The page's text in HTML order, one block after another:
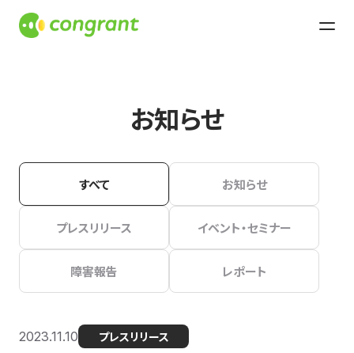
お知らせ
すべて お知らせ
プレスリリース イベント・セミナー
障害報告 レポート
2023.11.10 プレスリリース